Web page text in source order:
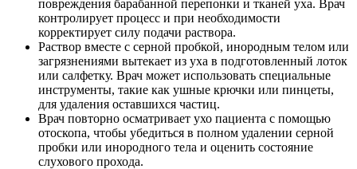
повреждения барабанной перепонки и тканей уха. Врач
контролирует процесс и при необходимости
корректирует силу подачи раствора.
Раствор вместе с серной пробкой, инородным телом или
загрязнениями вытекает из уха в подготовленный лоток
или салфетку. Врач может использовать специальные
инструменты, такие как ушные крючки или пинцеты,
для удаления оставшихся частиц.
Врач повторно осматривает ухо пациента с помощью
отоскопа, чтобы убедиться в полном удалении серной
пробки или инородного тела и оценить состояние
слухового прохода.